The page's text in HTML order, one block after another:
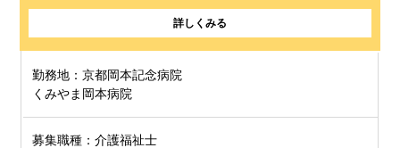
詳しくみる
勤務地：京都岡本記念病院
くみやま岡本病院
募集職種：介護福祉士